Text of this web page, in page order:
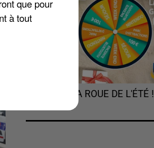
TOURNEZ LA ROUE DE L'ÉTÉ !
que pour
à tout